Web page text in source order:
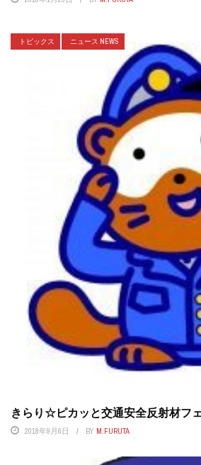
トピックス ニュース NEWS
きらり☆ピカッと交通安全反射材フ
2018年9月6日 BY M.FURUTA